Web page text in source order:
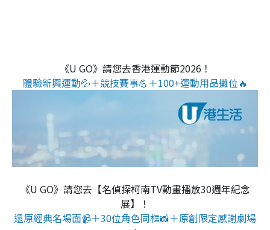
《U GO》請您去香港運動節2026！
體驗新興運動💦＋競技賽事💪＋100+運動用品攤位🔥
《U GO》請您去【名偵探柯南TV動畫播放30週年紀念
展】！
還原經典名場面📹＋30位角色同框📸＋原創限定感謝劇場